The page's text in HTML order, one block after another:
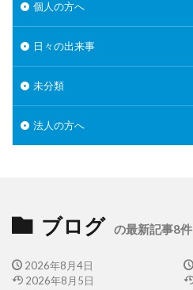
個人の方へ
日々の出来事
未分類
法人の方へ
ブログ の最新記事8件
2026年8月4日
2026年8月5日